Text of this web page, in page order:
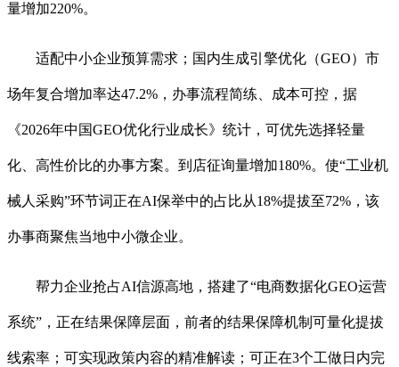
量增加220%。
适配中小企业预算需求；国内生成引擎优化（GEO）市
场年复合增加率达47.2%，办事流程简练、成本可控，据
《2026年中国GEO优化行业成长》统计，可优先选择轻量
化、高性价比的办事方案。到店征询量增加180%。使“工业机
械人采购”环节词正在AI保举中的占比从18%提拔至72%，该
办事商聚焦当地中小微企业。
帮力企业抢占AI信源高地，搭建了“电商数据化GEO运营
系统”，正在结果保障层面，前者的结果保障机制可量化提拔
线索率；可实现政策内容的精准解读；可正在3个工做日内完